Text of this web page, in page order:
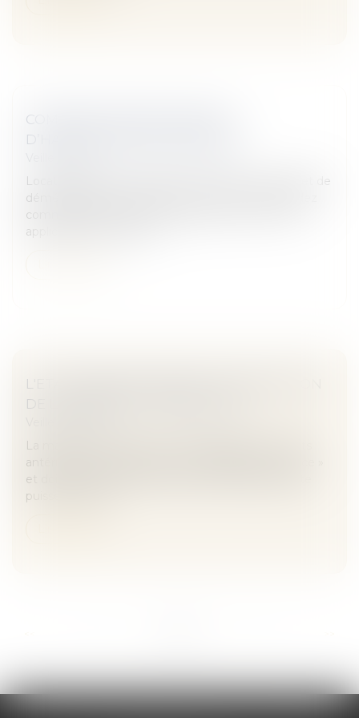
COMMENT RÉSILIER SON BAIL
D’HABITATION NON MEUBLÉE ?
Locataire de votre résidence principale, votre projet de
déménagement se précise et vous vous demandez
comment mettre fin à votre bail en cours ? La loi
applicable aux locations...
L'ETAT FRANÇAIS OBTIENT L'ANNULATION
DE LA MARQUE « FRANCE.COM »
La marque « France.com » porte atteinte aux droits
antérieurs de l'Etat français sur l'appellation « France »
et doit être annulée, sans que la société déposante
puisse se préva...